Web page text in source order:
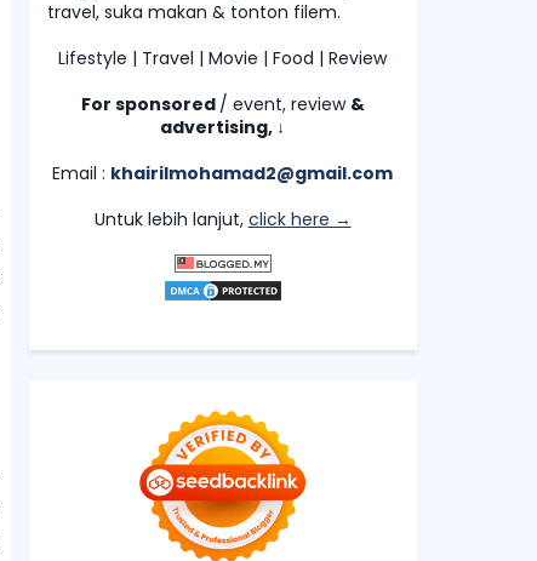
travel, suka makan & tonton filem.
Lifestyle | Travel | Movie | Food | Review
For sponsored / event, review &
advertising, ↓
Email : khairilmohamad2@gmail.com
Untuk lebih lanjut, click here →